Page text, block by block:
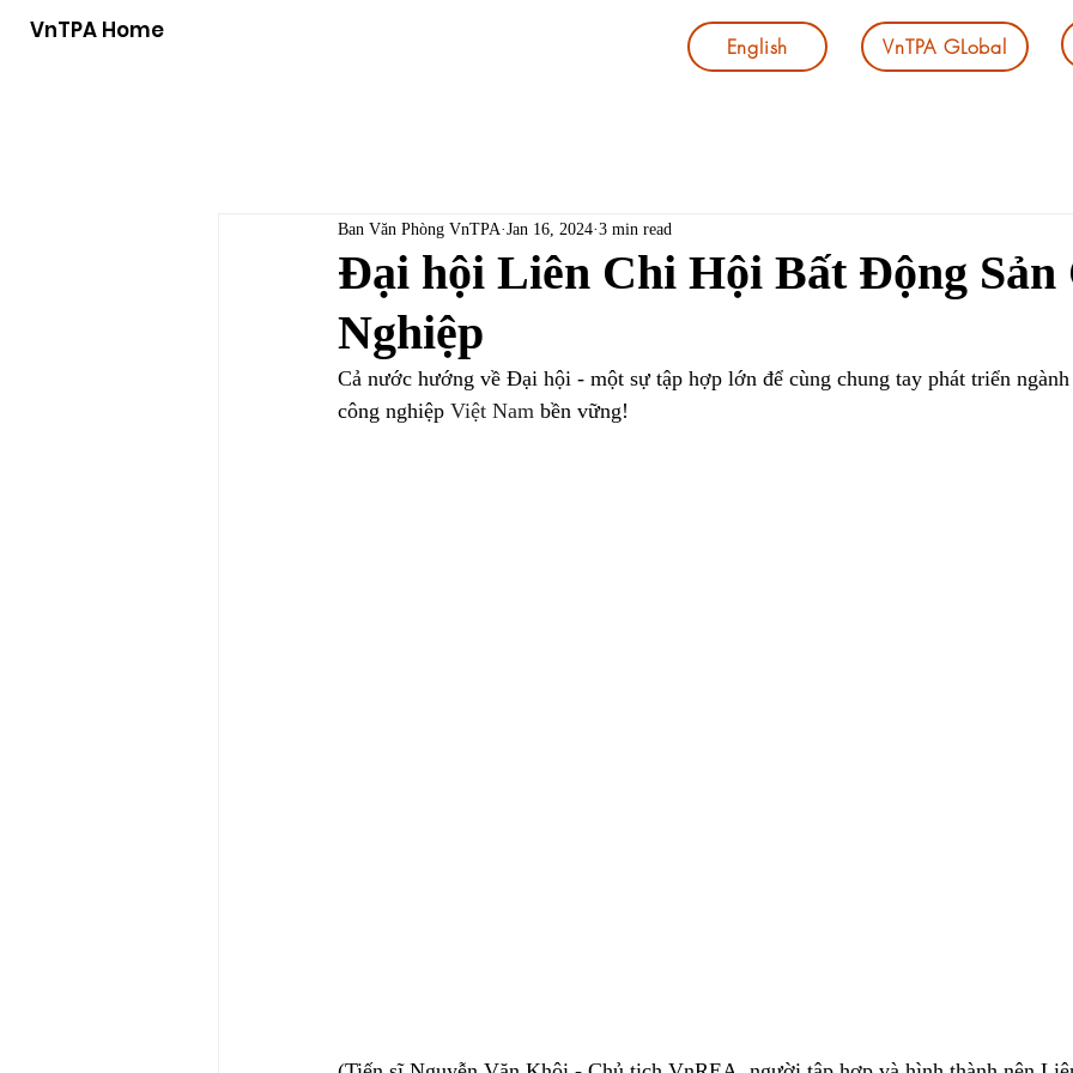
VnTPA Home
English VnTPA GLobal
Đại hội Liên Chi Hội Bất Động Sản
Nghiệp
Ban Văn Phòng VnTPA Jan 16, 2024 3 min read
Cả nước hướng về Đại hội - một sự tập hợp lớn để cùng chung tay phát triển ngành
công nghiệp Việt Nam bền vững!